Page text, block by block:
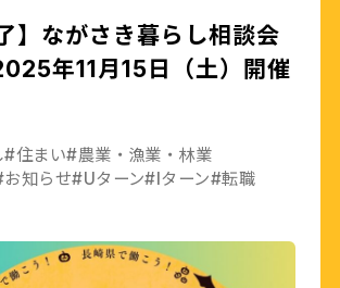
】ながさき暮らし相談会
年11月15日（土）開催
#住まい#農業・漁業・林業
知らせ#Uターン#Iターン#転職